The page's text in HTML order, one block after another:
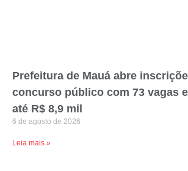
Prefeitura de Mauá abre
concurso público com 73 vagas
até R$ 8,9 mil
6 de agosto de 2026
Leia mais »